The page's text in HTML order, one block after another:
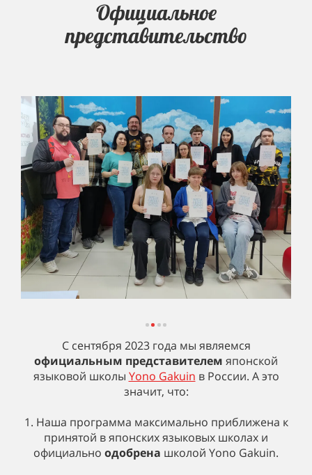
Официальное
представительство
С сентября 2023 года мы являемся
официальным представителем японской
языковой школы Yono Gakuin в России. А это
значит, что:
1. Наша программа максимально приближена к
принятой в японских языковых школах и
официально одобрена школой Yono Gakuin.